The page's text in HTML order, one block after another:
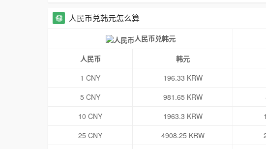
人民币兑韩元怎么算
人民币兑韩元
人民币 韩元
1 CNY
196.33 KRW
5 CNY
981.65 KRW
10 CNY
1963.3 KRW
25 CNY
4908.25 KRW